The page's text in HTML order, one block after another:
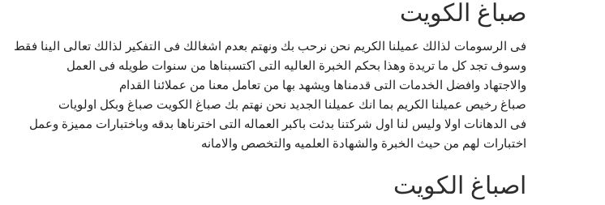
صباغ الكويت
فى الرسومات لذالك عميلنا الكريم نحن نرحب بك ونهتم بعدم اشغالك فى التفكير لذالك تعالى الينا فقط
وسوف تجد كل ما تريدة وهذا بحكم الخبرة العاليه التى اكتسبناها من سنوات طويله فى العمل
والاجتهاد وافضل الخدمات التى قدمناها ويشهد بها من تعامل معنا من عملائنا القدام
صباغ رخيص عميلنا الكريم بما انك عميلنا الجديد نحن نهتم بك صباغ الكويت صباغ وبكل اولويات
فى الدهانات اولا وليس لنا اول شركتنا بدئت باكبر العماله التى اخترناها بدقه وباختبارات مميزة وعمل
اختبارات لهم من حيث الخبرة والشهادة العلميه والتخصص والامانه
اصباغ الكويت